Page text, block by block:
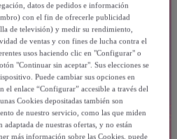
datos de pedidos e información
con el fin de ofrecerle publicidad
de televisión) y medir su rendimiento,
de ventas y con fines de lucha contra el
usos haciendo clic en "Configurar" o
"Continuar sin aceptar". Sus elecciones se
Puede cambiar sus opciones en
el enlace “Configurar” accesible a través del
Cookies depositadas también son
de nuestro servicio, como las que miden
de nuestras ofertas, y no están
más información sobre las Cookies, puede